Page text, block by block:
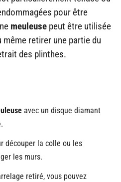
pour être
meuleuse peut être utilisée
retirer une partie du
des plinthes.
avec un disque diamant
découper la colle ou les
les murs.
retiré, vous pouvez